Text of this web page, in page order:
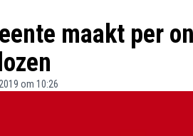
maakt per
om 10:26